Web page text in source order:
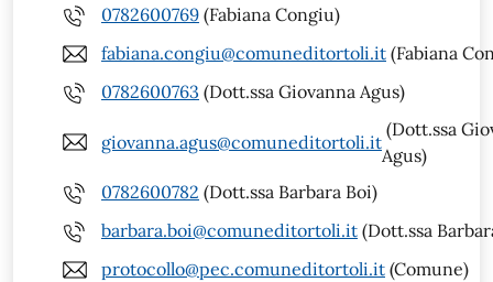
0782600769 (Fabiana Congiu)
fabiana.congiu@comuneditortoli.it (Fabiana
0782600763 (Dott.ssa Giovanna Agus)
giovanna.agus@comuneditortoli.it
(Dott.ssa
Agus)
0782600782 (Dott.ssa Barbara Boi)
barbara.boi@comuneditortoli.it (Dott.ssa
protocollo@pec.comuneditortoli.it (Comune)